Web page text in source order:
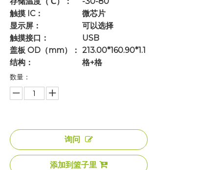
触摸 IC：
微芯片
显示屏：
可以选择
触摸接口：
USB
盖板 OD（mm）： 213.00*160.90*1.1
结构：
格+格
数量：
询问
添加到篮子里